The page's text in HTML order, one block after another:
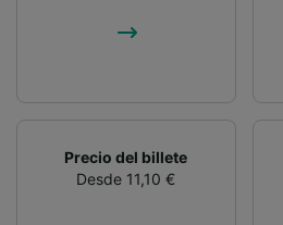
Precio del billete
Desde 11,10 €